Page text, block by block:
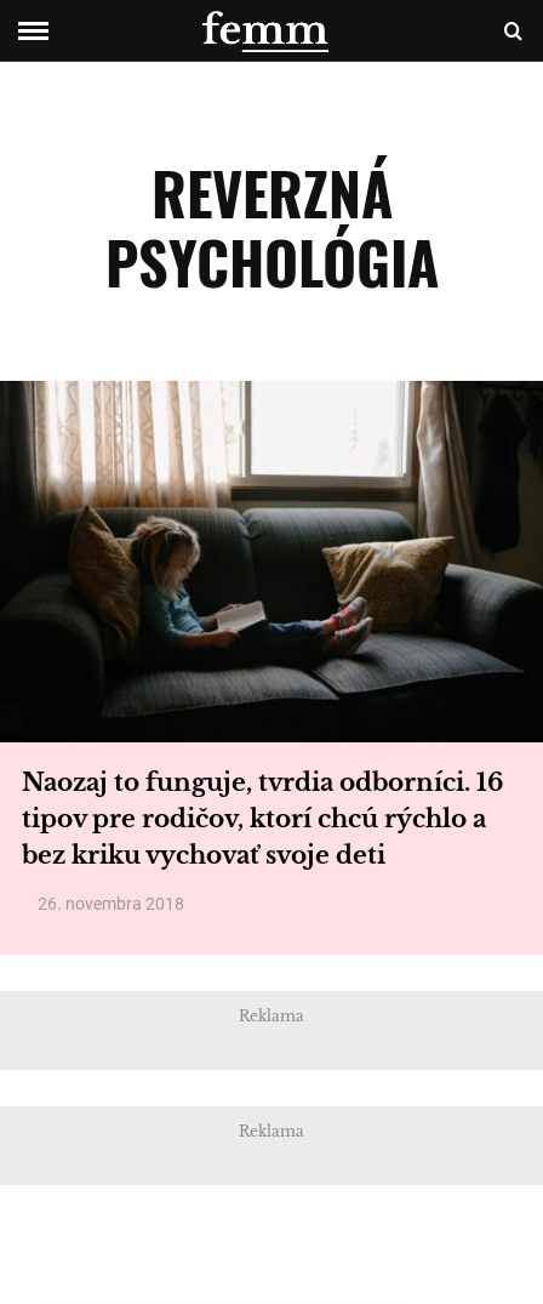
REVERZNÁ
PSYCHOLÓGIA
Naozaj to funguje, tvrdia odborníci. 16
tipov pre rodičov, ktorí chcú rýchlo a
bez kriku vychovať svoje deti
26. novembra 2018
Reklama
Reklama